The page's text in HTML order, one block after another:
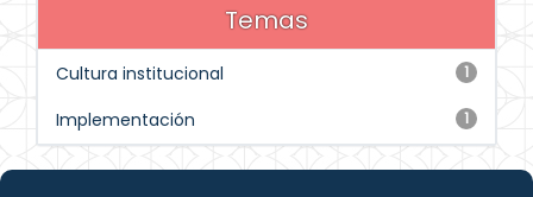
Temas
1
Cultura institucional
1
Implementación